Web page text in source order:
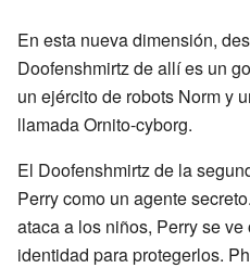
En esta nueva dimensión,
Doofenshmirtz de allí es un
un ejército de robots Norm y
llamada Ornito-cyborg.
El Doofenshmirtz de la
Perry como un agente
ataca a los niños, Perry se
identidad para protegerlos.